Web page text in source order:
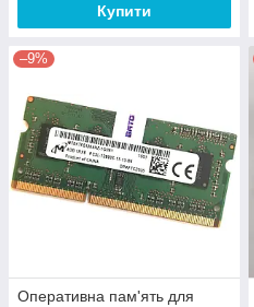
Купити
–9%
Оперативна пам'ять для